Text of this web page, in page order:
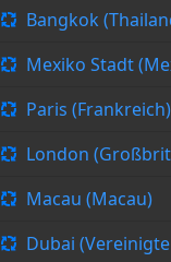
Bangkok
Mexiko Stadt
Paris (Frankreich)
London
Macau (Macau)
Dubai